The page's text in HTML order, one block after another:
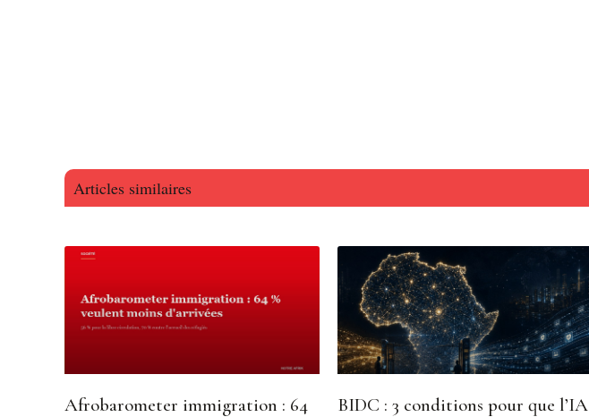
Articles similaires
Afrobarometer immigration : 64
BIDC : 3 conditions pour que l’IA